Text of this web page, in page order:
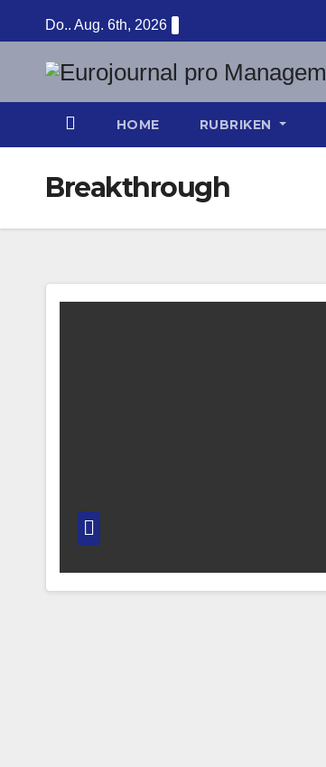
Inhalt
springen
Do.. Aug. 6th, 2026
HOME RUBRIKEN
Breakthrough